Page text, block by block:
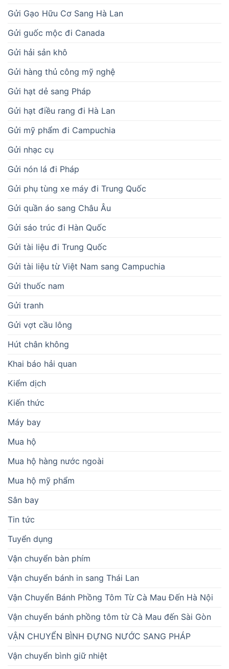
Gửi Gạo Hữu Cơ Sang Hà Lan
Gửi guốc mộc đi Canada
Gửi hải sản khô
Gửi hàng thủ công mỹ nghệ
Gửi hạt dẻ sang Pháp
Gửi hạt điều rang đi Hà Lan
Gửi mỹ phẩm đi Campuchia
Gửi nhạc cụ
Gửi nón lá đi Pháp
Gửi phụ tùng xe máy đi Trung Quốc
Gửi quần áo sang Châu Âu
Gửi sáo trúc đi Hàn Quốc
Gửi tài liệu đi Trung Quốc
Gửi tài liệu từ Việt Nam sang Campuchia
Gửi thuốc nam
Gửi tranh
Gửi vợt cầu lông
Hút chân không
Khai báo hải quan
Kiểm dịch
Kiến thức
Máy bay
Mua hộ
Mua hộ hàng nước ngoài
Mua hộ mỹ phẩm
Sân bay
Tin tức
Tuyển dụng
Vận chuyển bàn phím
Vận chuyển bánh in sang Thái Lan
Vận Chuyển Bánh Phồng Tôm Từ Cà Mau Đến Hà Nội
Vận chuyển bánh phồng tôm từ Cà Mau đến Sài Gòn
VẬN CHUYỂN BÌNH ĐỰNG NƯỚC SANG PHÁP
Vận chuyển bình giữ nhiệt